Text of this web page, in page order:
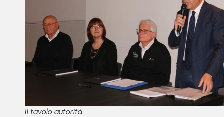
Il tavolo autorità